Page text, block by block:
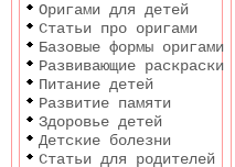
Оригами для детей
Статьи про оригами
Базовые формы оригами
Развивающие раскраски
Питание детей
Развитие памяти
Здоровье детей
Детские болезни
Статьи для родителей